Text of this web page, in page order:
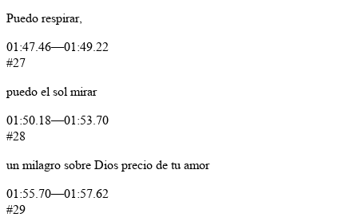
Puedo respirar,
01:47.46—01:49.22
#27
puedo el sol mirar
01:50.18—01:53.70
#28
un milagro sobre Dios precio de tu amor
01:55.70—01:57.62
#29